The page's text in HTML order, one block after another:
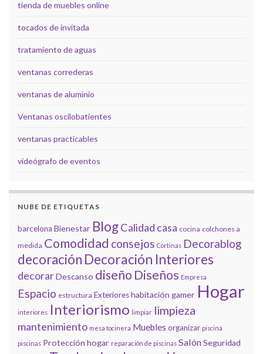
tienda de muebles online
tocados de invitada
tratamiento de aguas
ventanas correderas
ventanas de aluminio
Ventanas oscilobatientes
ventanas practicables
videógrafo de eventos
NUBE DE ETIQUETAS
barcelona Bienestar BlogCalidad casa cocina colchones a
medida Comodidad consejos Cortinas Decorablog
decoración Decoración Interiores
decorarDescanso diseño Diseños Empresa
Espacio estructura Exterioreshabitación gamer Hogar
interiores Interiorismo limpiar limpieza
mantenimiento mesa tocinera Muebles organizar piscina
piscinas Protección hogar reparación de piscinas SalónSeguridad